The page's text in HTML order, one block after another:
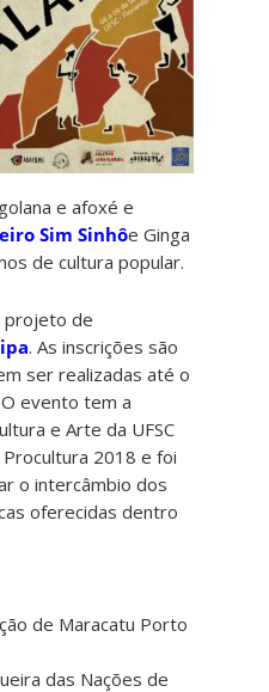
e afoxé e
Sim Sinhôe Ginga
de cultura popular.
projeto de
. As inscrições são
ser realizadas até o
O evento tem a
e Arte da UFSC
2018 e foi
o intercâmbio dos
oferecidas dentro
de Maracatu Porto
das Nações de